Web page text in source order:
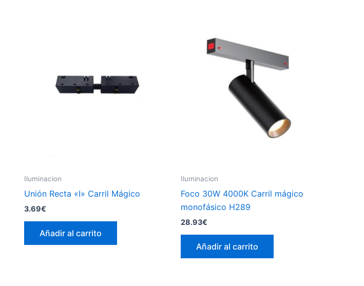
Iluminacion
Unión Recta «I» Carril Mágico
3.69€
Añadir al carrito
Iluminacion
Foco 30W 4000K Carril mágico
monofásico H289
28.93€
Añadir al carrito